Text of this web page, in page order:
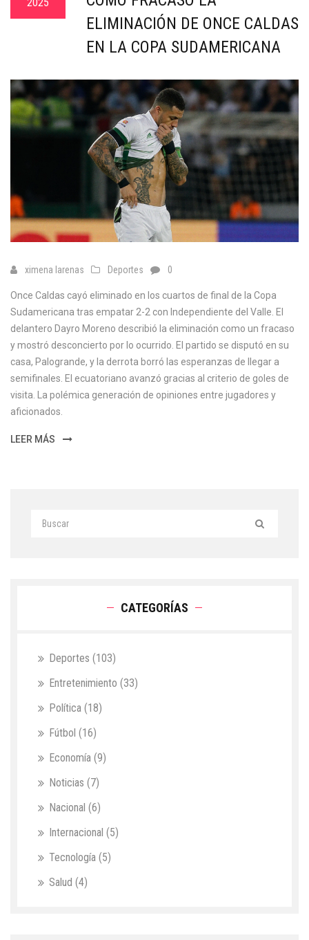
ELIMINACIÓN DE ONCE CALDAS
EN LA COPA SUDAMERICANA
ximena larenas Deportes 0
Once Caldas cayó eliminado en los cuartos de final de la Copa
Sudamericana tras empatar 2-2 con Independiente del Valle. El
delantero Dayro Moreno describió la eliminación como un fracaso
y mostró desconcierto por lo ocurrido. El partido se disputó en su
casa, Palogrande, y la derrota borró las esperanzas de llegar a
semifinales. El ecuatoriano avanzó gracias al criterio de goles de
visita. La polémica generación de opiniones entre jugadores y
aficionados.
LEER MÁS
CATEGORÍAS
Deportes (103)
Entretenimiento (33)
Política (18)
Fútbol (16)
Economía (9)
Noticias (7)
Nacional (6)
Internacional (5)
Tecnología (5)
Salud (4)